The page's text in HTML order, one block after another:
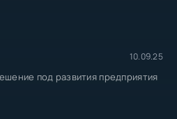
10.09.25
под развития предприятия